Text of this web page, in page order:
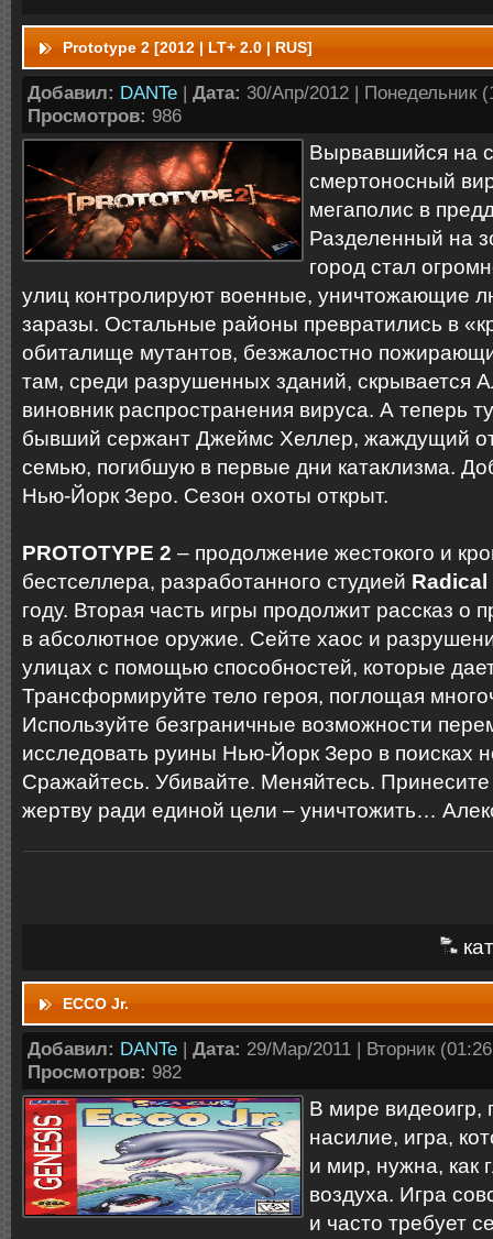
Prototype 2 [2012 | LT+ 2.0 | RUS]
Добавил: DANTe | Дата: 30/Апр/2012 | Понедельник
Просмотров: 986
Вырвавшийся на
смертоносный
мегаполис в
Разделенный на
город стал
улиц контролируют военные, уничтожающие
заразы. Остальные районы превратились в
обиталище мутантов, безжалостно
там, среди разрушенных зданий, скрывается
виновник распространения вируса. А теперь
бывший сержант Джеймс Хеллер, жаждущий
семью, погибшую в первые дни катаклизма.
Нью-Йорк Зеро. Сезон охоты открыт.
PROTOTYPE 2 – продолжение жестокого и
бестселлера, разработанного студией
году. Вторая часть игры продолжит рассказ о
в абсолютное оружие. Сейте хаос и
улицах с помощью способностей, которые
Трансформируйте тело героя, поглощая
Используйте безграничные возможности
исследовать руины Нью-Йорк Зеро в поисках
Сражайтесь. Убивайте. Меняйтесь. Принесите
жертву ради единой цели – уничтожить…
ECCO Jr.
Добавил: DANTe | Дата: 29/Мар/2011 | Вторник
Просмотров: 982
В мире видеоигр,
насилие, игра,
и мир, нужна, как
воздуха. Игра
и часто требует